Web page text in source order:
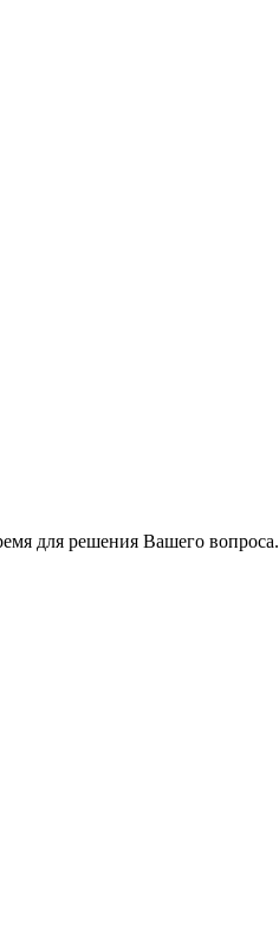
для решения Вашего вопроса.